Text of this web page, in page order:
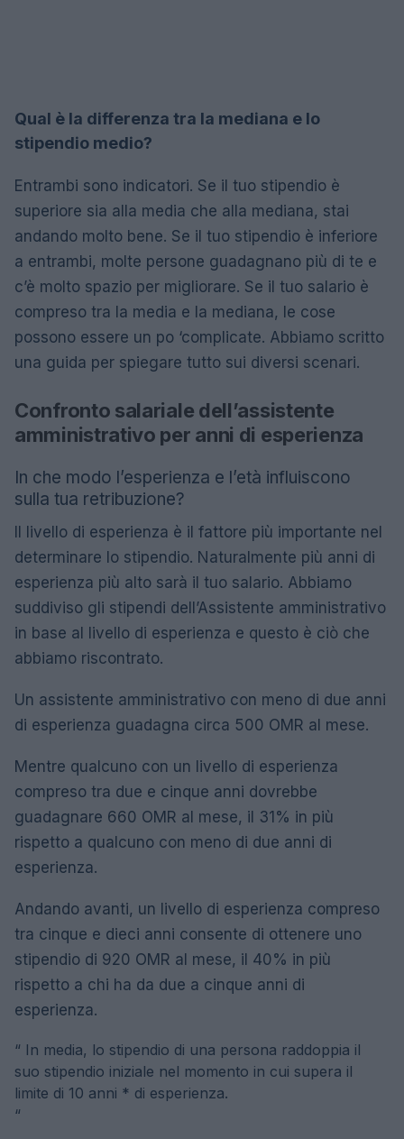
Qual è la differenza tra la mediana e lo
stipendio medio?
Entrambi sono indicatori. Se il tuo stipendio è
superiore sia alla media che alla mediana, stai
andando molto bene. Se il tuo stipendio è inferiore
a entrambi, molte persone guadagnano più di te e
c’è molto spazio per migliorare. Se il tuo salario è
compreso tra la media e la mediana, le cose
possono essere un po ‘complicate. Abbiamo scritto
una guida per spiegare tutto sui diversi scenari.
Confronto salariale dell’assistente
amministrativo per anni di esperienza
In che modo l’esperienza e l’età influiscono
sulla tua retribuzione?
Il livello di esperienza è il fattore più importante nel
determinare lo stipendio. Naturalmente più anni di
esperienza più alto sarà il tuo salario. Abbiamo
suddiviso gli stipendi dell’Assistente amministrativo
in base al livello di esperienza e questo è ciò che
abbiamo riscontrato.
Un assistente amministrativo con meno di due anni
di esperienza guadagna circa 500 OMR al mese.
Mentre qualcuno con un livello di esperienza
compreso tra due e cinque anni dovrebbe
guadagnare 660 OMR al mese, il 31% in più
rispetto a qualcuno con meno di due anni di
esperienza.
Andando avanti, un livello di esperienza compreso
tra cinque e dieci anni consente di ottenere uno
stipendio di 920 OMR al mese, il 40% in più
rispetto a chi ha da due a cinque anni di
esperienza.
“ In media, lo stipendio di una persona raddoppia il
suo stipendio iniziale nel momento in cui supera il
limite di 10 anni * di esperienza.
“